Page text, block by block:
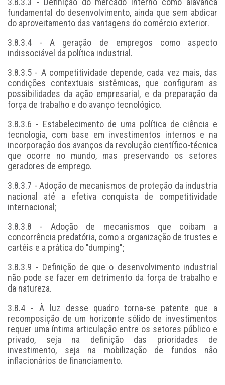
fundamental do desenvolvimento, ainda que sem abdicar
do aproveitamento das vantagens do comércio exterior.
3.8.3.4 - A geração de empregos como aspecto
indissociável da política industrial.
3.8.3.5 - A competitividade depende, cada vez mais, das
condições contextuais sistêmicas, que configuram as
possibilidades da ação empresarial, e da preparação da
força de trabalho e do avanço tecnológico.
3.8.3.6 - Estabelecimento de uma política de ciência e
tecnologia, com base em investimentos internos e na
incorporação dos avanços da revolução científico-técnica
que ocorre no mundo, mas preservando os setores
geradores de emprego.
3.8.3.7 - Adoção de mecanismos de proteção da industria
nacional até a efetiva conquista de competitividade
internacional;
3.8.3.8 - Adoção de mecanismos que coibam a
concorrência predatória, como a organização de trustes e
cartéis e a prática do "dumping";
3.8.3.9 - Definição de que o desenvolvimento industrial
não pode se fazer em detrimento da força de trabalho e
da natureza.
3.8.4 - À luz desse quadro torna-se patente que a
recomposição de um horizonte sólido de investimentos
requer uma íntima articulação entre os setores público e
privado, seja na definição das prioridades de
investimento, seja na mobilização de fundos não
inflacionários de financiamento.